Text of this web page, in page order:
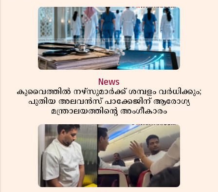
News
കുവൈത്തിൽ നഴ്‌സുമാർക്ക് ശമ്പളം വർധിക്കും;
പുതിയ അലവൻസ് പാക്കേജിന് ആരോഗ്യ
മന്ത്രാലയത്തിൻ്റെ അംഗീകാരം